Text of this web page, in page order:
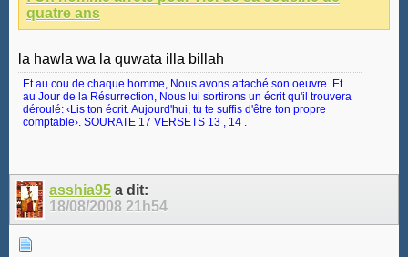
quatre ans
la hawla wa la quwata illa billah
Et au cou de chaque homme, Nous avons attaché son oeuvre. Et
au Jour de la Résurrection, Nous lui sortirons un écrit qu'il trouvera
déroulé: ‹Lis ton écrit. Aujourd'hui, tu te suffis d'être ton propre
comptable›. SOURATE 17 VERSETS 13 , 14 .
asshia95 a dit:
18/08/2008 21h54